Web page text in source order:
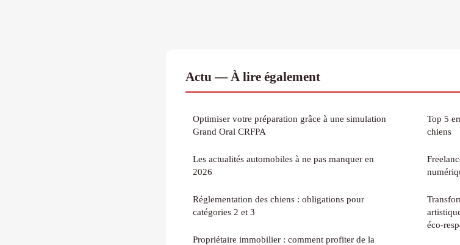
Actu — À lire également
Optimiser votre préparation grâce à une simulation
Grand Oral CRFPA
Les actualités automobiles à ne pas manquer en
2026
Réglementation des chiens : obligations pour
catégories 2 et 3
Propriétaire immobilier : comment profiter de la
Top 5
chiens
éco-